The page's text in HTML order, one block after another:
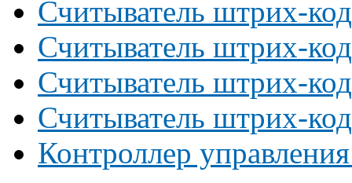
Считыватель штрих-
Считыватель штрих-
Считыватель штрих-
Считыватель штрих-
Контроллер